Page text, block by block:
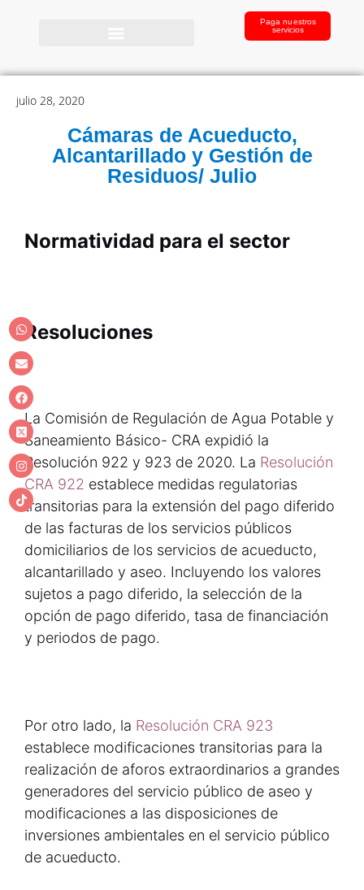
Paga nuestros
servicios
julio 28, 2020
Cámaras de Acueducto,
Alcantarillado y Gestión de
Residuos/ Julio
Normatividad para el sector
Resoluciones
La Comisión de Regulación de Agua Potable y
Saneamiento Básico- CRA expidió la
Resolución 922 y 923 de 2020. La Resolución
CRA 922 establece medidas regulatorias
transitorias para la extensión del pago diferido
de las facturas de los servicios públicos
domiciliarios de los servicios de acueducto,
alcantarillado y aseo. Incluyendo los valores
sujetos a pago diferido, la selección de la
opción de pago diferido, tasa de financiación
y periodos de pago.
Por otro lado, la Resolución CRA 923
establece modificaciones transitorias para la
realización de aforos extraordinarios a grandes
generadores del servicio público de aseo y
modificaciones a las disposiciones de
inversiones ambientales en el servicio público
de acueducto.